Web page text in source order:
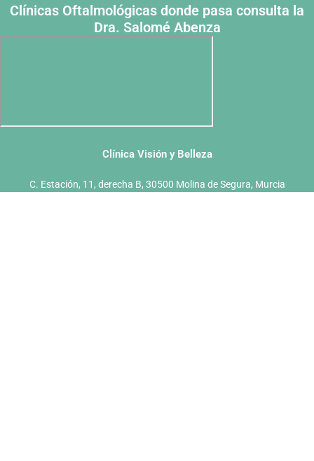
Clínicas Oftalmológicas donde pasa consulta la
Dra. Salomé Abenza
Clínica Visión y Belleza
C. Estación, 11, derecha B, 30500 Molina de Segura, Murcia